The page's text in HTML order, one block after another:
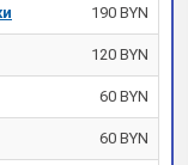
190 BYN
120 BYN
60 BYN
60 BYN